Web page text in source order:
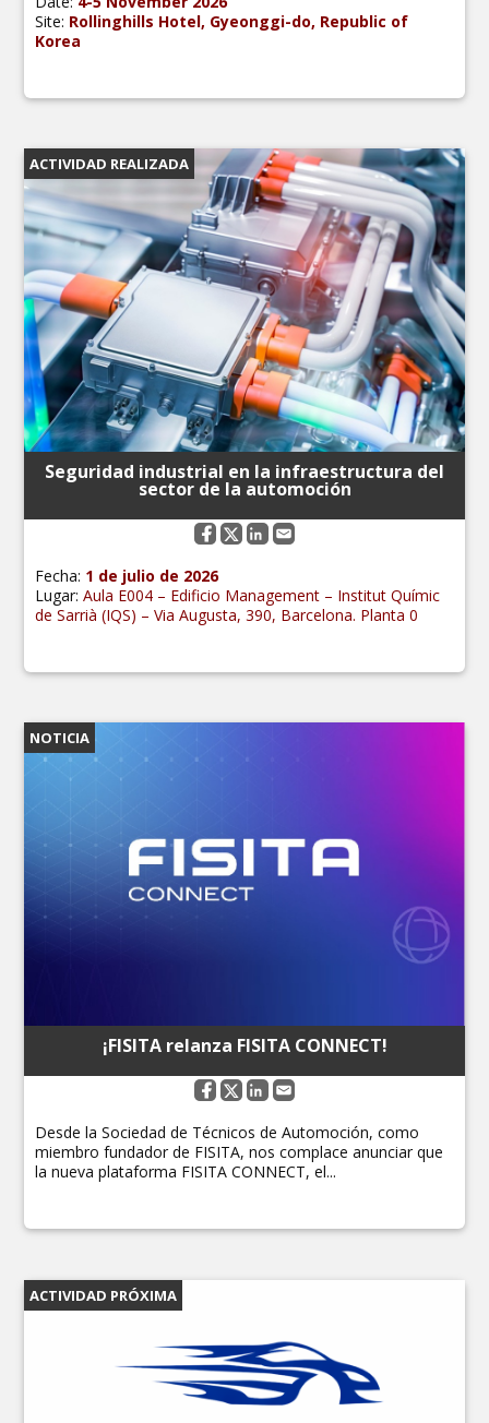
Site: Rollinghills Hotel, Gyeonggi-do, Republic of
Korea
ACTIVIDAD REALIZADA
Seguridad industrial en la infraestructura del
sector de la automoción
Fecha: 1 de julio de 2026
Lugar:Aula E004 – Edificio Management – Institut Químic
de Sarrià (IQS) – Via Augusta, 390, Barcelona. Planta 0
NOTICIA
¡FISITA relanza FISITA CONNECT!
Desde la Sociedad de Técnicos de Automoción, como
miembro fundador de FISITA, nos complace anunciar que
la nueva plataforma FISITA CONNECT, el...
ACTIVIDAD PRÓXIMA